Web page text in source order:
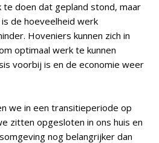
te doen dat gepland stond, maar
de hoeveelheid werk
Hoveniers kunnen zich in
optimaal werk te kunnen
voorbij is en de economie weer
we in een transitieperiode op
zitten opgesloten in ons huis en
nog belangrijker dan